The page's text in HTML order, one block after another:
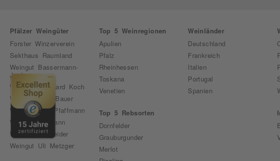
Pfälzer Weingüter
Forster Winzerverein
Sekthaus Raumland
Weingut Bassermann-
Jordan
Weingut Bernhard Koch
Weingut Emil Bauer
Weingut Karl Pfaffmann
Weingut Pfirmann
Weingut Schneider
Weingut Uli Metzger
Top 5 Weinregionen
Apulien
Pfalz
Rheinhessen
Toskana
Venetien
Top 5 Rebsorten
Dornfelder
Grauburgunder
Merlot
Weinländer
Deutschland
Frankreich
Italien
Portugal
Spanien